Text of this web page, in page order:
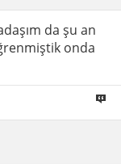
da şu an
onda